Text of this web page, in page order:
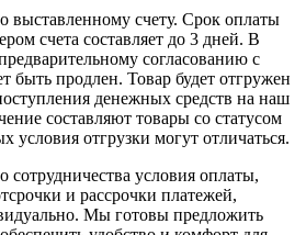
выставленному счету. Срок оплаты
счета составляет до 3 дней. В
согласованию с
быть продлен. Товар будет отгружен
денежных средств на наш
составляют товары со статусом
условия отгрузки могут отличаться.
сотрудничества условия оплаты,
и рассрочки платежей,
Мы готовы предложить